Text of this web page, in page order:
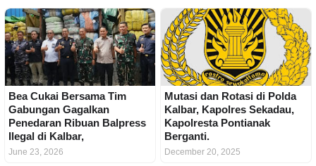
Bea Cukai Bersama Tim
Gabungan Gagalkan
Penedaran Ribuan Balpress
Ilegal di Kalbar,
June 23, 2026
Mutasi dan Rotasi di Polda
Kalbar, Kapolres Sekadau,
Kapolresta Pontianak
Berganti.
December 20, 2025